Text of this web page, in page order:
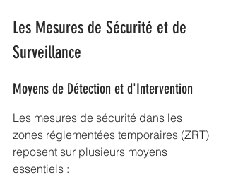
Les Mesures de Sécurité et de
Surveillance
Moyens de Détection et d'Intervention
Les mesures de sécurité dans les
zones réglementées temporaires (ZRT)
reposent sur plusieurs moyens
essentiels :